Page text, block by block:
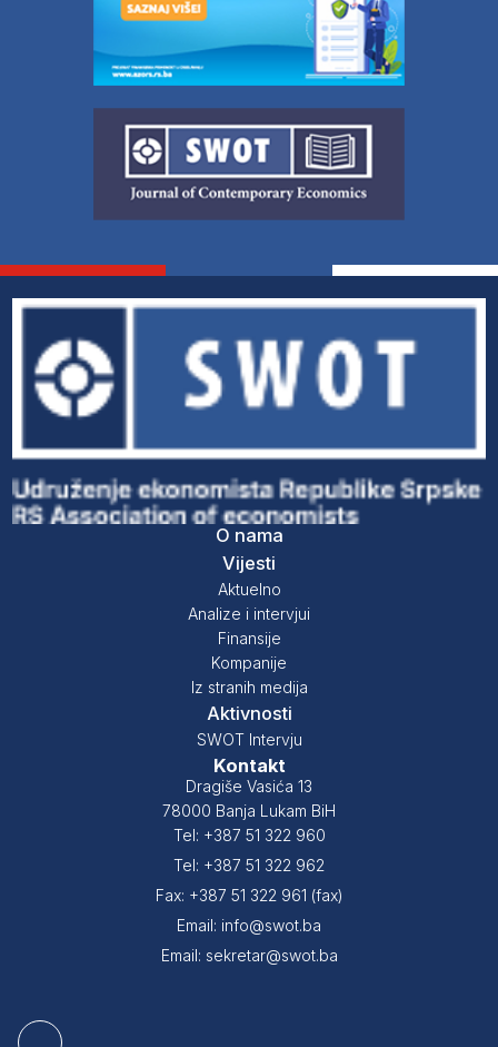
O nama
Vijesti
Aktuelno
Analize i intervjui
Finansije
Kompanije
Iz stranih medija
Aktivnosti
SWOT Intervju
Kontakt
Dragiše Vasića 13
78000 Banja Lukam BiH
Tel: +387 51 322 960
Tel: +387 51 322 962
Fax: +387 51 322 961 (fax)
Email: info@swot.ba
Email: sekretar@swot.ba